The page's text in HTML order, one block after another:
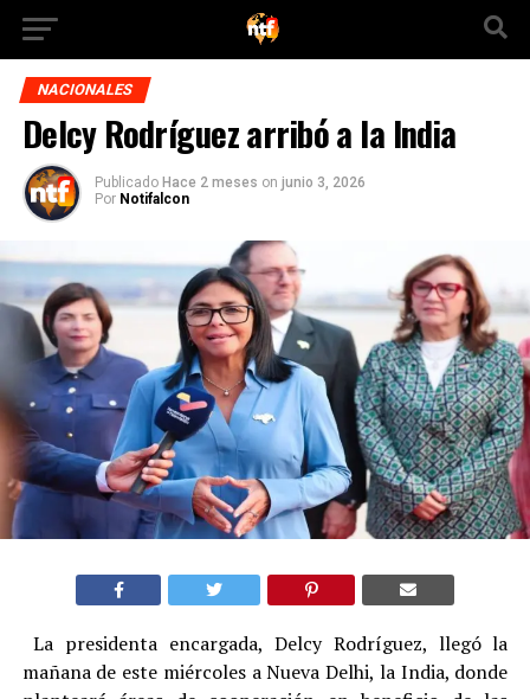
NACIONALES
Delcy Rodríguez arribó a la India
Publicado Hace 2 meses on junio 3, 2026
Por Notifalcon
La presidenta encargada, Delcy Rodríguez, llegó la
mañana de este miércoles a Nueva Delhi, la India, donde